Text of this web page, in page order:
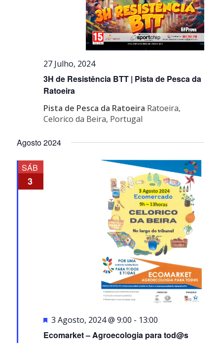
3H de Resistência BTT | Pista de Pesca da
Ratoeira
27 Julho, 2024
Pista de Pesca da Ratoeira Ratoeira,
Celorico da Beira, Portugal
Agosto 2024
SÁB
3
Ecomarket – Agroecologia para tod@s
Destaque
3 Agosto, 2024 @ 9:00 - 13:00